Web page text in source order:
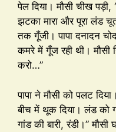
पेल दिया। मौसी चीख
झटका मारा और पूरा लंड
तक गूँजी। पापा दनादन
कमरे में गूँज रही थी।
करो…”
पापा ने मौसी को पलट
बीच में थूक दिया। लंड को
गांड की बारी, रंडी।”